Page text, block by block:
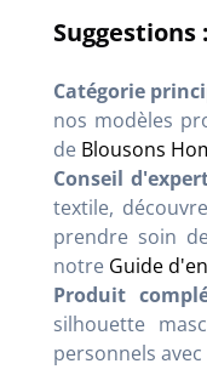
Suggestions :
Catégorie
nos modèles
de Blousons
Conseil
textile,
prendre soin
notre Guide
Produit
silhouette
personnels